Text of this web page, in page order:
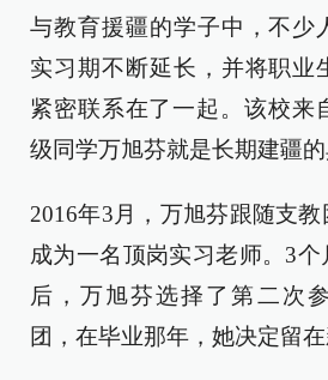
与教育援疆的学子中，不少
实习期不断延长，并将职业
紧密联系在了一起。该校来
级同学万旭芬就是长期建疆的
2016年3月，万旭芬跟随支教
成为一名顶岗实习老师。3
后，万旭芬选择了第二次
团，在毕业那年，她决定留在